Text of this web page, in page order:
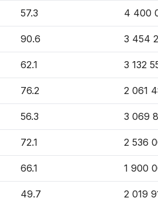
57.3 4 400
90.6 3 454
62.1 3 132
76.2 2 061
56.3 3 069
72.1 2 536
66.1 1 900
49.7 2 019